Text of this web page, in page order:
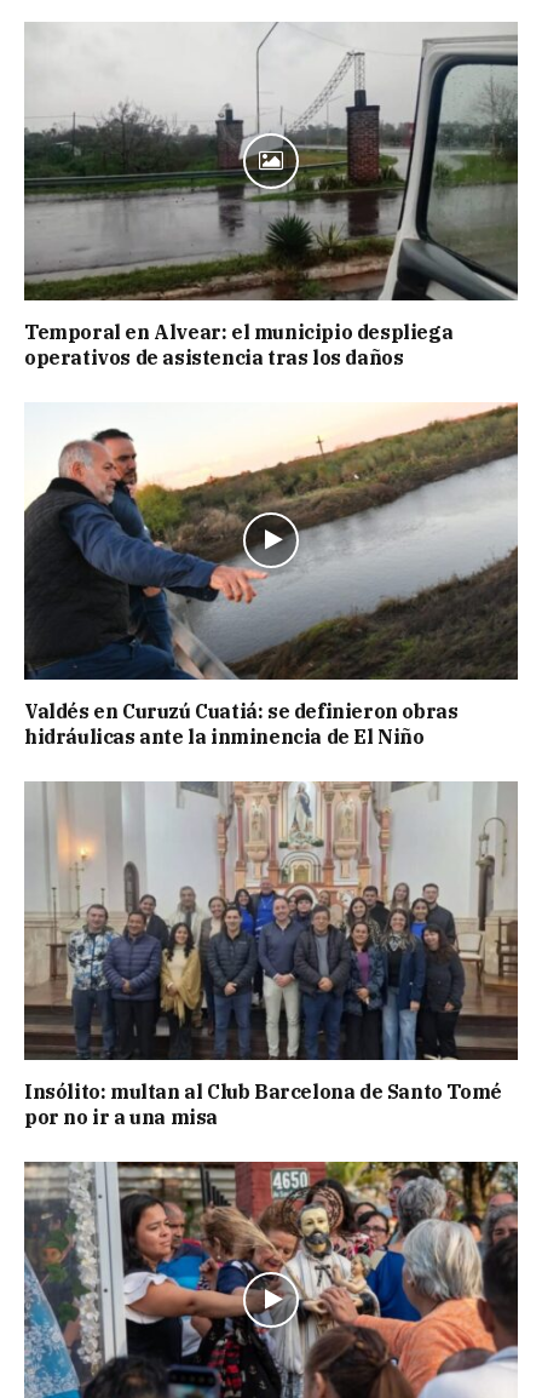
Temporal en Alvear: el municipio despliega
operativos de asistencia tras los daños
Valdés en Curuzú Cuatiá: se definieron obras
hidráulicas ante la inminencia de El Niño
Insólito: multan al Club Barcelona de Santo Tomé
por no ir a una misa